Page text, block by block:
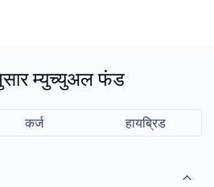
म्युच्युअल फंड
कर्ज हायब्रिड